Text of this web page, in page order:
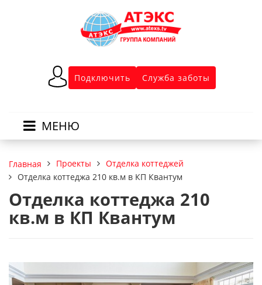
Подключить Служба заботы
МЕНЮ
Главная Проекты
Отделка коттеджей
Отделка коттеджа 210 кв.м в КП Квантум
Отделка коттеджа 210
кв.м в КП Квантум